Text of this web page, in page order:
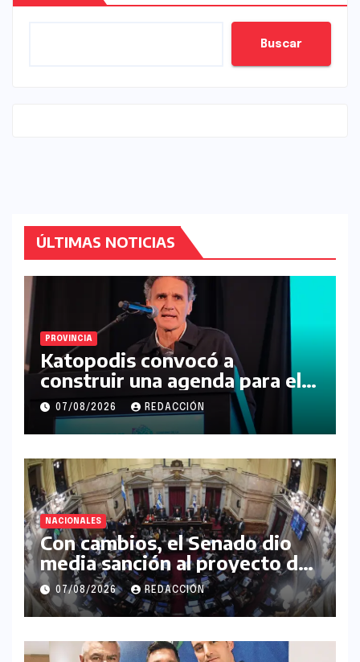
Buscar
ÚLTIMAS NOTICIAS
PROVINCIA
Katopodis convocó a
construir una agenda para el
futuro de la Región Noroeste
07/08/2026 REDACCIÓN
NACIONALES
Con cambios, el Senado dio
media sanción al proyecto de
Inviolabilidad de la Propiedad
Privada
07/08/2026 REDACCIÓN